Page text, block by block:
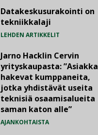
Datakeskusurakointi on
tekniikkalaji
LEHDEN ARTIKKELIT
Jarno Hacklin Cervin
yrityskaupasta:
hakevat kumppaneita,
jotka yhdistävät useita
teknisiä osaamisalueita
saman katon alle”
AJANKOHTAISTA